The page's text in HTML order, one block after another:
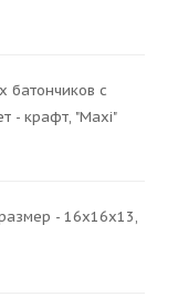
батончиков с
- крафт, "Maxi"
- 16х16х13,